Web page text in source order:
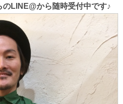
LINE@から随時受付中です♪